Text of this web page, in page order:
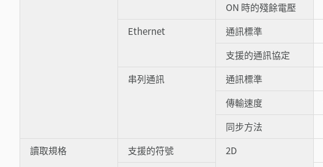
ON 時的殘餘電壓
Ethernet
通訊標準
支援的通訊協定
串列通訊
通訊標準
傳輸速度
同步方法
讀取規格
支援的符號 2D